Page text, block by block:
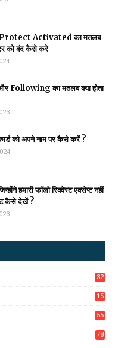
Activated का मतलब
को बंद कैसे करे
Following का मतलब क्या होता
को अपने नाम पर कैसे करें ?
हमारी फॉलो रिक्वेस्ट एक्सेप्ट नहीं
कैसे देखें ?
32
15
55
78